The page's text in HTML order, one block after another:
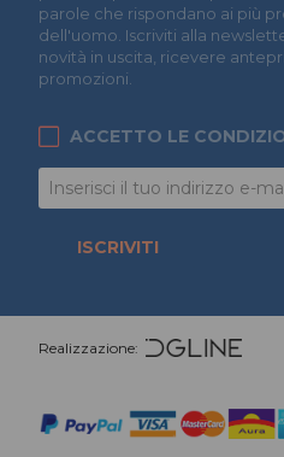
parole che rispondano ai più
dell'uomo. Iscriviti alla
novità in uscita, ricevere
promozioni.
ACCETTO LE
ISCRIVITI
Realizzazione: